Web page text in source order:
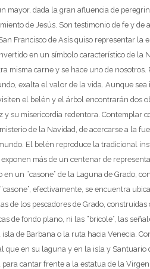
mayor, dada la gran afluencia de
de Jesús. Son testimonio de fe y
Francisco de Asís quiso representar la
en un símbolo característico de la
misma carne y se hace uno de nosotros.
exalta el valor de la vida. Aunque
el belén y el árbol encontrarán dos
y su misericordia redentora. Contemplar
de la Navidad, de acercarse a la
El belén reproduce la tradicional
exponen más de un centenar de
en un “casone” de la Laguna de Grado,
efectivamente, se encuentra
de los pescadores de Grado,
de fondo plano, ni las “bricole”, las
de Barbana o la ruta hacia Venecia.
que en su laguna y en la isla y
cantar frente a la estatua de la Virgen